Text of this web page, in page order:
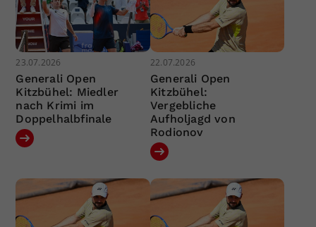
23.07.2026
Generali Open
Kitzbühel: Miedler
nach Krimi im
Doppelhalbfinale
22.07.2026
Generali Open
Kitzbühel:
Vergebliche
Aufholjagd von
Rodionov